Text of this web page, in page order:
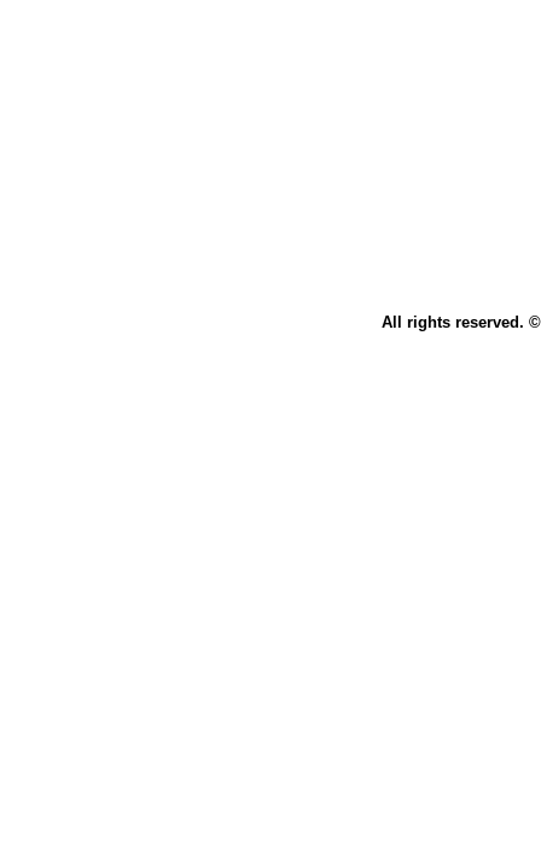
All rights reserved. ©